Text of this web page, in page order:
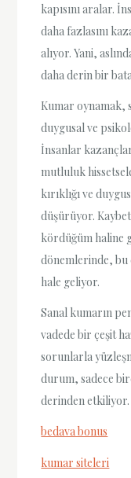
kapısını aralar.
daha fazlasını
alıyor. Yani,
daha derin bir
Kumar oynamak,
duygusal ve
İnsanlar
mutluluk
kırıklığı ve
düşürüyor.
kördüğüm haline
dönemlerinde, bu
hale geliyor.
Sanal kumarın
vadede bir çeşit
sorunlarla
durum, sadece
derinden etkiliyor.
bedava bonus
kumar siteleri